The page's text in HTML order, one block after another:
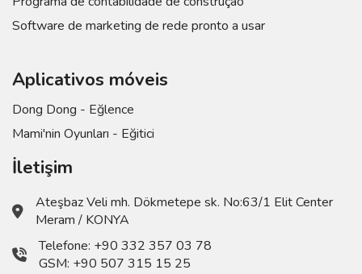
Software de marketing de rede pronto a usar
Aplicativos móveis
Dong Dong - Eğlence
Mami'nin Oyunları - Eğitici
İletişim
Ateşbaz Veli mh. Dökmetepe sk. No:63/1 Elit Center
Meram / KONYA
Telefone: +90 332 357 03 78
GSM: +90 507 315 15 25